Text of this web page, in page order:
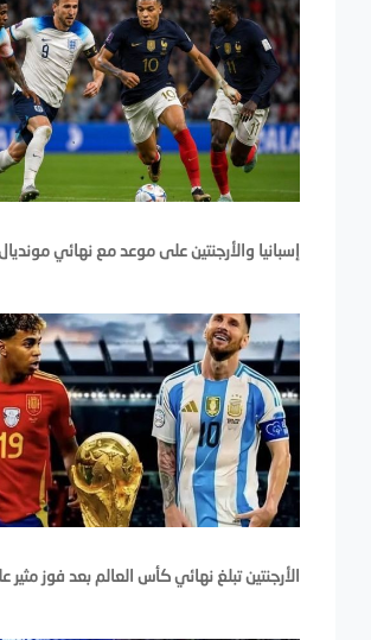
إسبانيا والأرجنتين على موعد مع نهائي مونديال
الأرجنتين تبلغ نهائي كأس العالم بعد فوز مثير